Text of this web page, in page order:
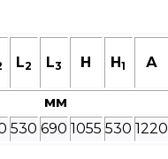
L2 L3 Н H 1 А
мм
530 690 1055 530 1220